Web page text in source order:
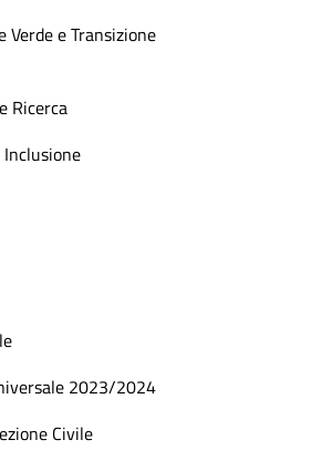
Verde e Transizione
Ricerca
Inclusione
2023/2024
Civile